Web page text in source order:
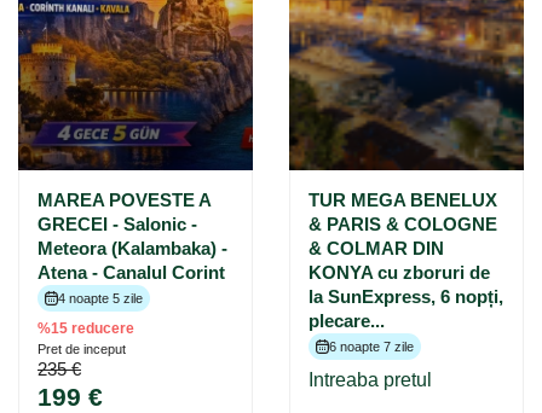
MAREA POVESTE A
GRECEI - Salonic -
Meteora (Kalambaka) -
Atena - Canalul Corint
4 noapte 5 zile
%15 reducere
Pret de inceput
235 €
199 €
TUR MEGA BENELUX
& PARIS & COLOGNE
& COLMAR DIN
KONYA cu zboruri de
la SunExpress, 6 nopți,
plecare...
6 noapte 7 zile
Intreaba pretul